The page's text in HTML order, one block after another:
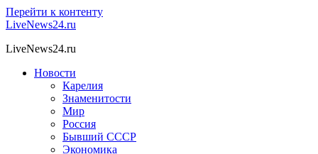
Перейти к контенту
LiveNews24.ru
LiveNews24.ru
Новости
Карелия
Знаменитости
Мир
Россия
Бывший СССР
Экономика